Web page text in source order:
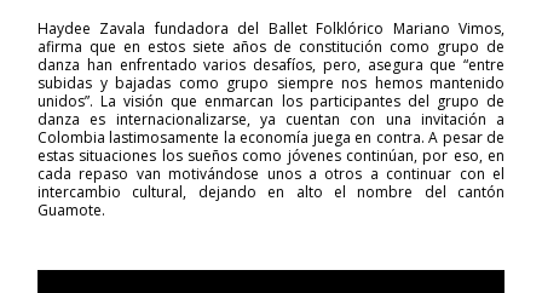
Haydee Zavala fundadora del Ballet Folklórico Mariano Vimos,
afirma que en estos siete años de constitución como grupo de
danza han enfrentado varios desafíos, pero, asegura que “entre
subidas y bajadas como grupo siempre nos hemos mantenido
unidos”. La visión que enmarcan los participantes del grupo de
danza es internacionalizarse, ya cuentan con una invitación a
Colombia lastimosamente la economía juega en contra. A pesar de
estas situaciones los sueños como jóvenes continúan, por eso, en
cada repaso van motivándose unos a otros a continuar con el
intercambio cultural, dejando en alto el nombre del cantón
Guamote.